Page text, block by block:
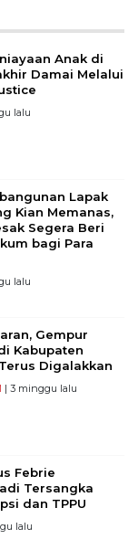
Anak di
Damai Melalui
lalu
Lapak
Kian Memanas,
Segera Beri
bagi Para
lalu
Gempur
Kabupaten
Digalakkan
| 3 minggu lalu
Febrie
Tersangka
dan TPPU
lalu